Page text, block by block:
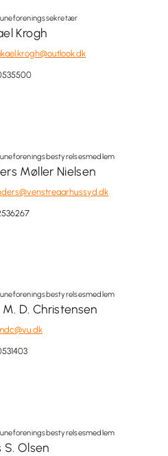
Krogh
Møller Nielsen
M. D. Christensen
S. Olsen